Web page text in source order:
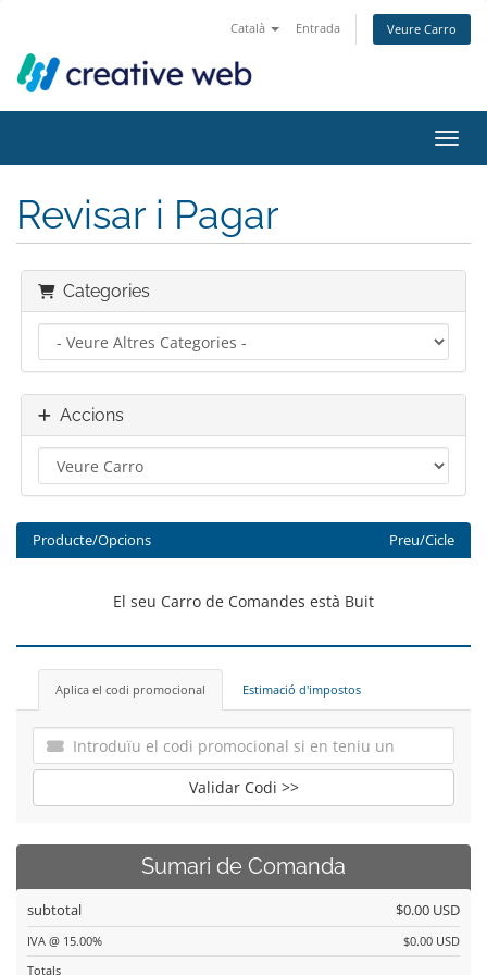
Català Entrada Veure Carro
Revisar i Pagar
Categories
Accions
Producte/Opcions Preu/Cicle
El seu Carro de Comandes està Buit
Aplica el codi promocional Estimació d'impostos
Validar Codi >>
Sumari de Comanda
subtotal $0.00 USD
IVA @ 15.00%
$0.00 USD
Totals